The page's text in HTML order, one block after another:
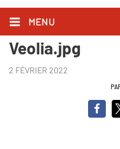
MENU
PQCD -
Veolia.jpg
2 FÉVRIER 2022